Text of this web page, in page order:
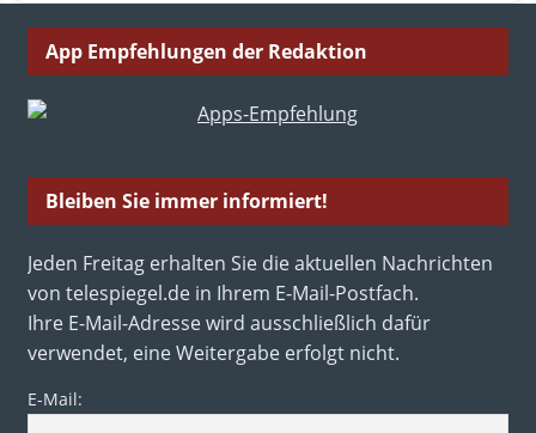
App Empfehlungen der Redaktion
Bleiben Sie immer informiert!
Jeden Freitag erhalten Sie die aktuellen Nachrichten
von telespiegel.de in Ihrem E-Mail-Postfach.
Ihre E-Mail-Adresse wird ausschließlich dafür
verwendet, eine Weitergabe erfolgt nicht.
E-Mail: